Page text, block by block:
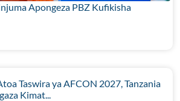
Apongeza PBZ Kufikisha
Taswira ya AFCON 2027, Tanzania
Kimat...